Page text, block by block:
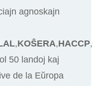
agnoskajn
,KOŜERA,HACCP,
50 landoj kaj
de la Eŭropa